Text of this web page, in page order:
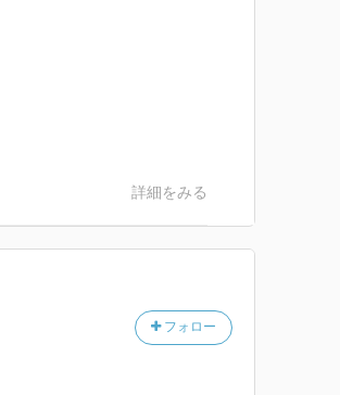
詳細をみる
フォロー